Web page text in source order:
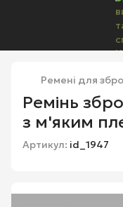
Ремені для
Ремінь
з м'яким
Артикул: id_1947